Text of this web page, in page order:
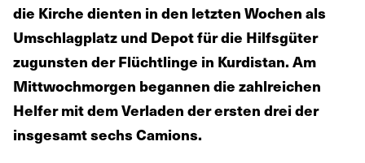
die Kirche dienten in den letzten Wochen als
Umschlagplatz und Depot für die Hilfsgüter
zugunsten der Flüchtlinge in Kurdistan. Am
Mittwochmorgen begannen die zahlreichen
Helfer mit dem Verladen der ersten drei der
insgesamt sechs Camions.